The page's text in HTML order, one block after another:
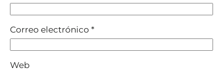
Correo electrónico *
Web